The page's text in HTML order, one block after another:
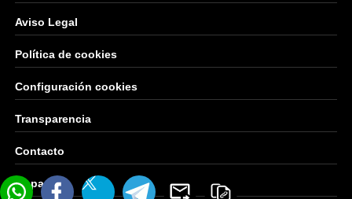
Aviso Legal
Política de cookies
Configuración cookies
Transparencia
Contacto
Mapa Web